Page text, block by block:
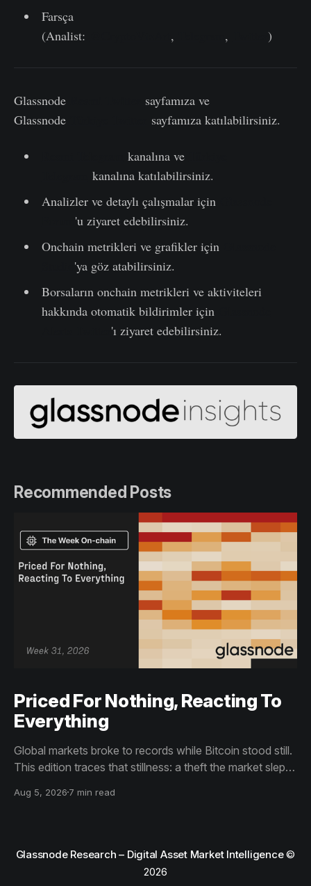
Farsça
(Analist:
, , )
Glassnode
sayfamıza ve
Glassnode
sayfamıza katılabilirsiniz.
kanalına ve
kanalına katılabilirsiniz.
Analizler ve detaylı çalışmalar için
'u ziyaret edebilirsiniz.
Onchain metrikleri ve grafikler için
'ya göz atabilirsiniz.
Borsaların onchain metrikleri ve aktiviteleri
hakkında otomatik bildirimler için
'ı ziyaret edebilirsiniz.
Recommended Posts
Priced For Nothing, Reacting To
Everything
Global markets broke to records while Bitcoin stood still.
This edition traces that stillness: a theft the market slept
than capitulation, and an options market priced for
Aug 5, 2026 7 min read
Glassnode Research – Digital Asset Market Intelligence©
2026